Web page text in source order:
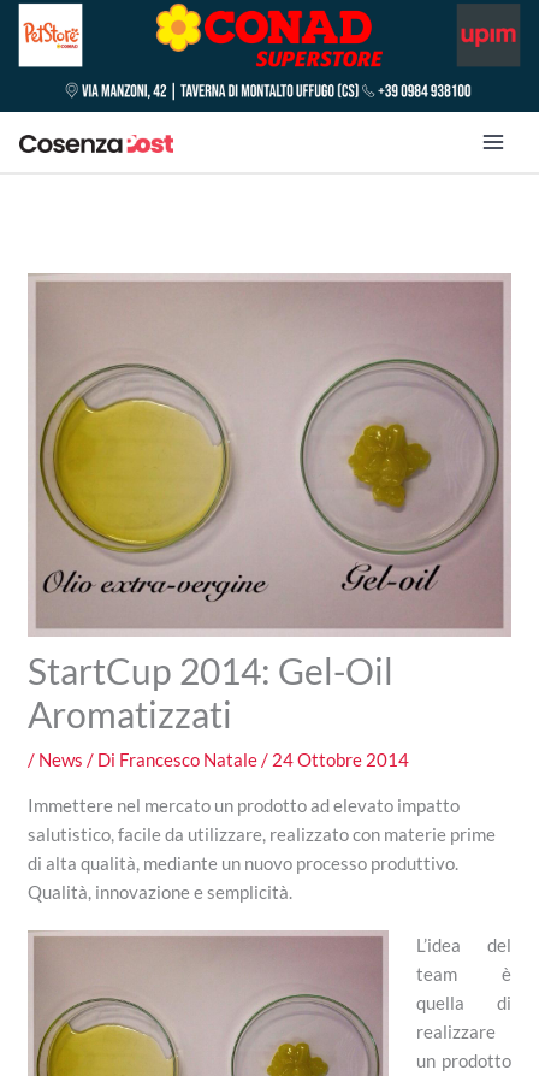
StartCup 2014: Gel-Oil
Aromatizzati
/ News / Di Francesco Natale/ 24 Ottobre 2014
Immettere nel mercato un prodotto ad elevato impatto
salutistico, facile da utilizzare, realizzato con materie prime
di alta qualità, mediante un nuovo processo produttivo.
Qualità, innovazione e semplicità.
L’idea del
team è
quella di
realizzare
un prodotto